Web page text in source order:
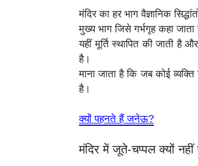
मंदिर का हर भाग वैज्ञानिक
मुख्य भाग जिसे गर्भगृह कहा
यहीं मूर्ति स्थापित की जाती है
है।
माना जाता है कि जब कोई
है।
क्यों पहनते हैं जनेऊ?
मंदिर में जूते-चप्पल क्यों